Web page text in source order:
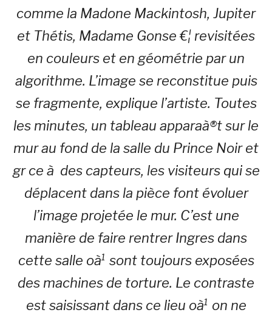
comme la Madone Mackintosh, Jupiter
et Thétis, Madame Gonse €¦ revisitées
en couleurs et en géométrie par un
algorithme. L’image se reconstitue puis
se fragmente, explique l’artiste. Toutes
les minutes, un tableau apparaà®t sur le
mur au fond de la salle du Prince Noir et
gr ce à des capteurs, les visiteurs qui se
déplacent dans la pièce font évoluer
l’image projetée le mur. C’est une
manière de faire rentrer Ingres dans
cette salle oà¹ sont toujours exposées
des machines de torture. Le contraste
est saisissant dans ce lieu oà¹ on ne